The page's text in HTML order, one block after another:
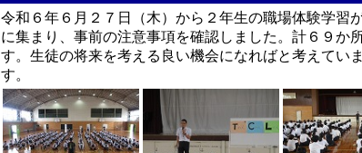
令和６年６月２７日（木）から２年生の職場体験学習
に集まり、事前の注意事項を確認しました。計６９か
す。生徒の将来を考える良い機会になればと考えてい
す。